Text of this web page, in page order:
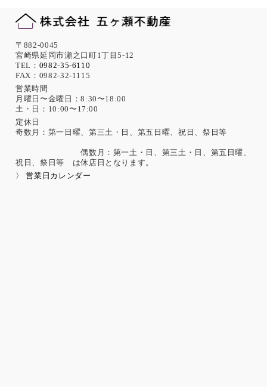
〒882-0045
宮崎県延岡市瀬之口町1丁目5-12
TEL： 0982-35-6110
FAX：0982-32-1115
営業時間
月曜日〜金曜日：8:30〜18:00
土・日：10:00〜17:00
定休日
奇数月：第一日曜、第三土・日、第五日曜、祝日、祭日等
偶数月：第一土・日、第三土・日、第五日曜、
祝日、祭日等 は休店日となります。
〉 営業日カレンダー